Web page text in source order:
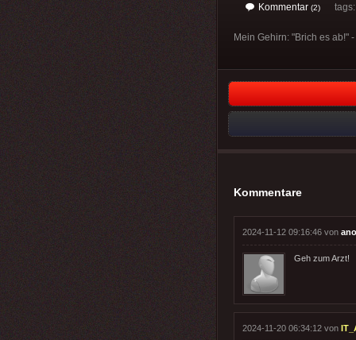
Kommentar (2)
Mein Gehirn: "Brich es ab!"
Kommentare
2024-11-12 09:16:46 von
Geh zum Arzt!
2024-11-20 06:34:12 von